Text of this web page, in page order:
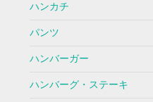
ハンカチ
パンツ
ハンバーガー
ハンバーグ・ステーキ